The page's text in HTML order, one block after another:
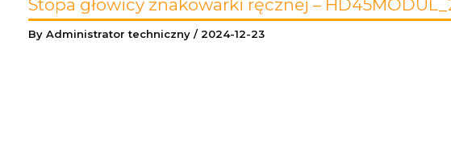
Stopa głowicy znakowarki ręcznej –
By Administrator techniczny /2024-12-23